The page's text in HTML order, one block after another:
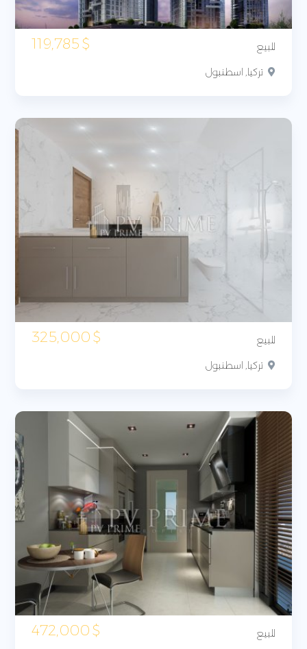
للبيع $
تركيا, اسطنبول
للبيع $
تركيا, اسطنبول
للبيع $